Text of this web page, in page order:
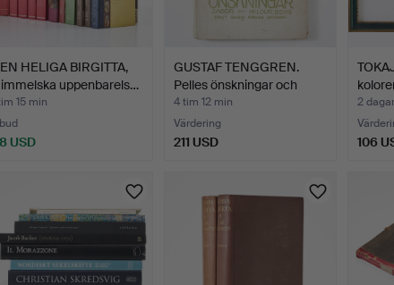
HELIGA BIRGITTA,
uppenbarels…
15 min
USD
GUSTAF TENGGREN.
Pelles önskningar och
and…
4 tim 12 min
Värdering
211 USD
2 dagar
106